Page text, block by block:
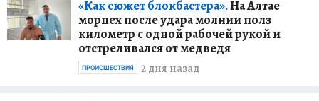
«Как сюжет блокбастера».На Алтае
морпех после удара молнии полз
километр с одной рабочей рукой и
отстреливался от медведя
2 дня назад
ПРОИСШЕСТВИЯ